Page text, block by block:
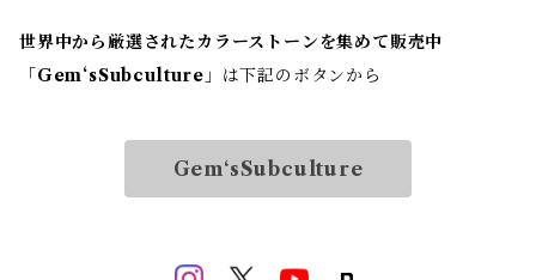
世界中から厳選されたカラーストーンを集めて販売中
「 Gem‘sSubculture 」は下記のボタンから
Gem‘sSubculture